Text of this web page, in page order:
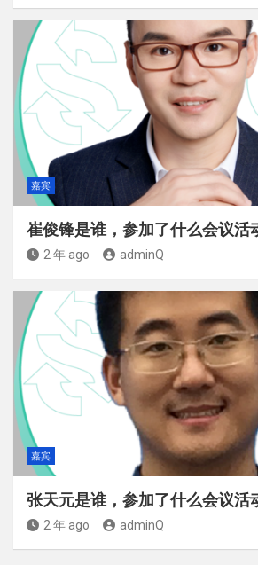
嘉宾
崔俊锋是谁，参加了什么会议活
2 年 ago adminQ
嘉宾
张天元是谁，参加了什么会议活
2 年 ago adminQ